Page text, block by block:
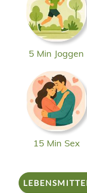
5 Min Joggen
15 Min Sex